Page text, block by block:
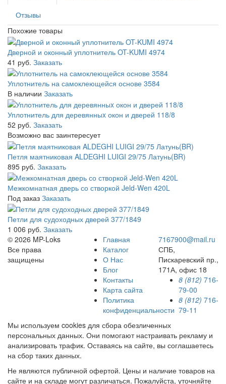
Отзывы
Похожие товары
Дверной и оконный уплотнитель OT-KUMI 4974
41 руб. Заказать
Уплотнитель на самоклеющейся основе 3584
В наличии Заказать
Уплотнитель для деревянныx окон и дверей 118/8
52 руб. Заказать
Возможно вас заинтересует
Петля маятниковая ALDEGHI LUIGI 29/75 Латунь(BR)
895 руб. Заказать
Межкомнатная дверь со створкой Jeld-Wen 420L
Под заказ Заказать
Петли для судоходных дверей 377/1849
1 006 руб. Заказать
© 2026 MP-Loks
Все права
защищены
Главная
Каталог
О Нас
Блог
Контакты
Карта сайта
Политика
конфиденциальности
7167900@mail.ru
СПБ,
Пискаревский пр.,
171А, офис 18
8 (812) 716-
79-00
8 (812) 716-
79-11
Мы используем cookies для сбора обезличенных
персональных данных. Они помогают настраивать рекламу и
анализировать трафик. Оставаясь на сайте, вы соглашаетесь
на сбор таких данных.
Не являются публичной офертой. Цены и наличие товаров на
сайте и на складе могут различаться. Пожалуйста, уточняйте